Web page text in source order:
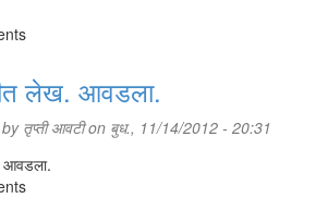
लेख. आवडला.
तृप्ती आवटीon बुध., 11/14/2012 - 20:31